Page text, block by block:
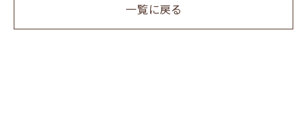
一覧に戻る